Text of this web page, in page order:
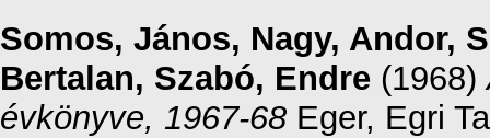
Somos, János, Nagy, Andor,
Bertalan, Szabó, Endre (1968)
évkönyve, 1967-68 Eger, Egri